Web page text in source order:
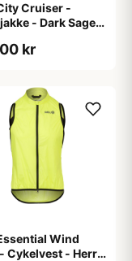
Cruiser -
- Dark Sage -
kr
Wind
Cykelvest - Herre